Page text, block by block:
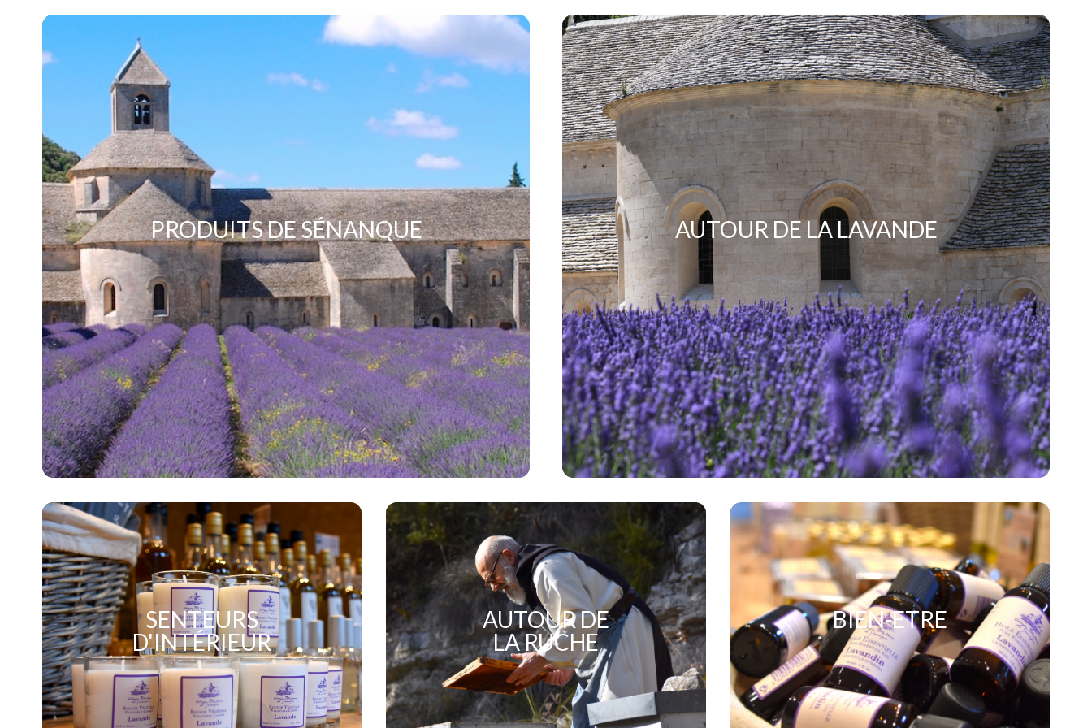
PRODUITS DE SÉNANQUE AUTOUR DE LA LAVANDE
SENTEURS
D'INTÉRIEUR
AUTOUR DE
LA RUCHE
BIEN-ETRE